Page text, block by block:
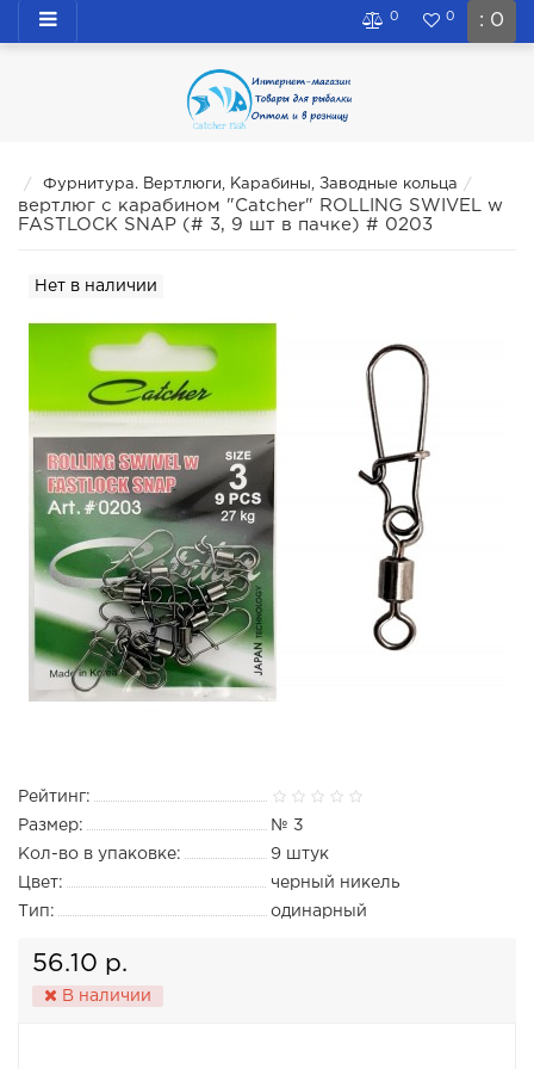
: 0
0 0
Фурнитура. Вертлюги, Карабины, Заводные кольца
вертлюг с карабином "Catcher" ROLLING SWIVEL w
FASTLOCK SNAP (# 3, 9 шт в пачке) # 0203
Нет в наличии
Рейтинг:
Размер:
№ 3
Кол-во в упаковке:
9 штук
Цвет:
черный никель
Тип:
одинарный
56.10 р.
В наличии